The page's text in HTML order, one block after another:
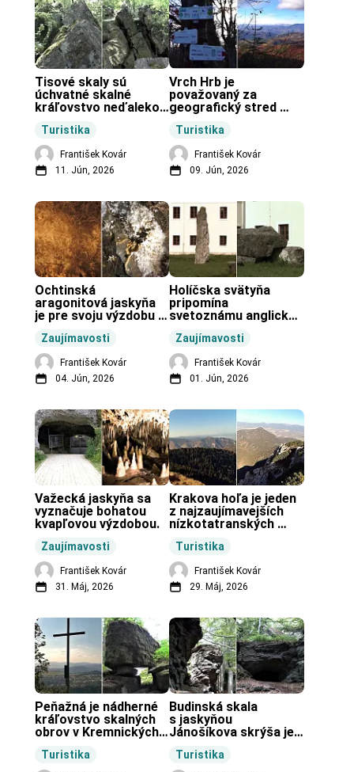
Turistika
Tisové skaly sú
úchvatné skalné
kráľovstvo neďaleko
František Kovár
11. Jún, 2026
Turistika
Vrch Hrb je
považovaný za
geografický stred
František Kovár
09. Jún, 2026
Zaujímavosti
Ochtinská
aragonitová jaskyňa
je pre svoju výzdobu
vo svete.
František Kovár
04. Jún, 2026
Zaujímavosti
Holíčska svätyňa
pripomína
svetoznámu anglickú
František Kovár
01. Jún, 2026
Zaujímavosti
Važecká jaskyňa sa
vyznačuje bohatou
kvapľovou výzdobou.
František Kovár
31. Máj, 2026
Turistika
Krakova hoľa je jeden
z najzaujímavejších
nízkotatranských
František Kovár
29. Máj, 2026
Turistika
Peňažná je nádherné
kráľovstvo skalných
obrov v Kremnických
Turistika
Budinská skala
s jaskyňou
Jánošíkova skrýša je
obci Budiná.